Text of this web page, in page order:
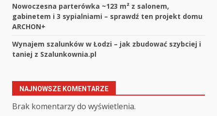
Nowoczesna parterówka ~123 m² z salonem,
gabinetem i 3 sypialniami – sprawdź ten projekt domu
ARCHON+
Wynajem szalunków w Łodzi – jak zbudować szybciej i
taniej z Szalunkownia.pl
NAJNOWSZE KOMENTARZE
Brak komentarzy do wyświetlenia.